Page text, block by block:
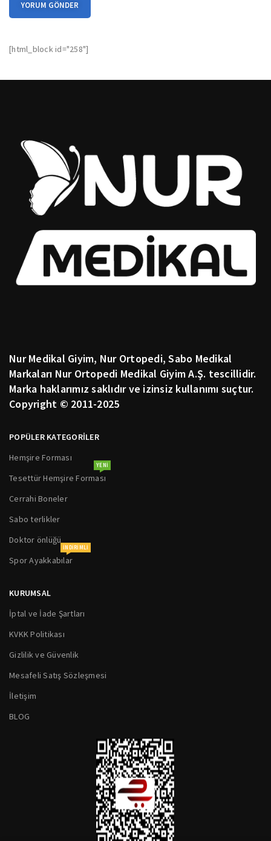
[html_block id="258"]
Nur Medikal Giyim, Nur Ortopedi, Sabo Medikal
Markaları Nur Ortopedi Medikal Giyim A.Ş. tescillidir.
Marka haklarımız saklıdır ve izinsiz kullanımı suçtur.
Copyright © 2011-2025
POPÜLER KATEGORİLER
Hemşire Forması
Tesettür Hemşire Forması
YENI
Cerrahi Boneler
Sabo terlikler
Doktor önlüğü
Spor Ayakkabılar
INDIRIMLI
KURUMSAL
İptal ve İade Şartları
KVKK Politikası
Gizlilik ve Güvenlik
Mesafeli Satış Sözleşmesi
İletişim
BLOG